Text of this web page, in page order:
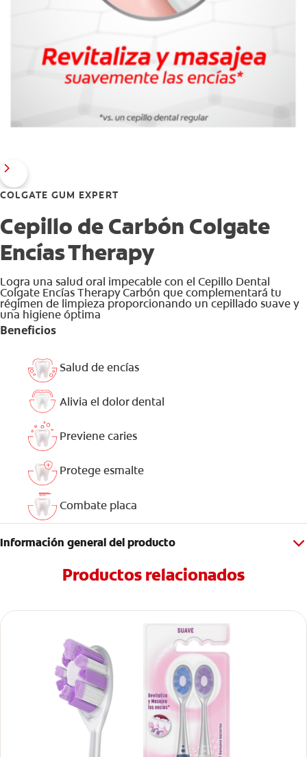
COLGATE GUM EXPERT
Cepillo de Carbón Colgate
Encías Therapy
Logra una salud oral impecable con el Cepillo Dental
Colgate Encías Therapy Carbón que complementará tu
régimen de limpieza proporcionando un cepillado suave y
una higiene óptima
Beneficios
Salud de encías
Alivia el dolor dental
Previene caries
Protege esmalte
Combate placa
Información general del producto
Productos relacionados